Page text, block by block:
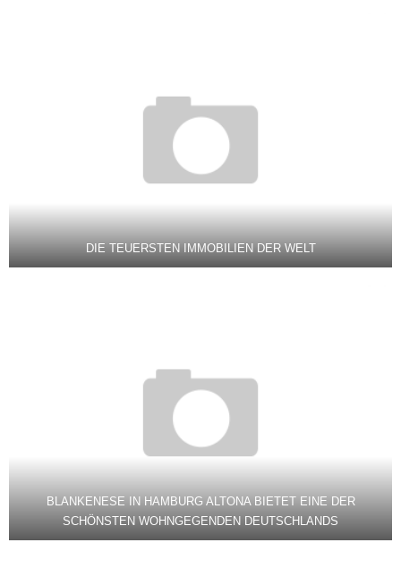
DIE TEUERSTEN IMMOBILIEN DER WELT
BLANKENESE IN HAMBURG ALTONA BIETET EINE DER
SCHÖNSTEN WOHNGEGENDEN DEUTSCHLANDS